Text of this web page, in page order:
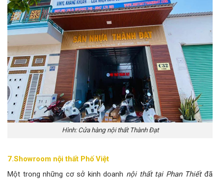
Hình: Cửa hàng nội thất Thành Đạt
7.Showroom nội thất Phố Việt
Một trong những cơ sở kinh doanh nội thất tại Phan Thiếtđã